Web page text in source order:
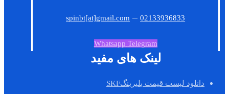
spinbt[at]gmail.com –02133936833
Whatsapp Telegram
لینک های مفید
دانلود لیست قیمت بلبرینگSKF